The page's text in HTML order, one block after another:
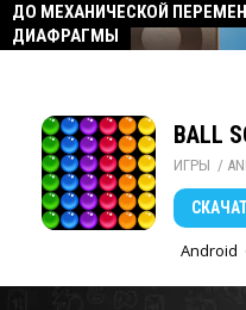
ДО МЕХАНИЧЕСКОЙ
ДИАФРАГМЫ
BALL
ИГРЫ /
Android